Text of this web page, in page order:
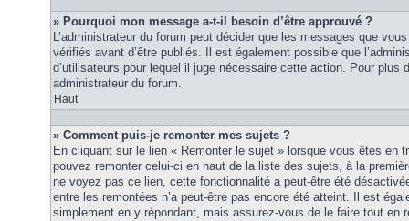
» Pourquoi mon message a-t-il besoin d’être approuvé ?
L’administrateur du forum peut décider que les messages que
vérifiés avant d’être publiés. Il est également possible que
d’utilisateurs pour lequel il juge nécessaire cette action. Pour plus
administrateur du forum.
Haut
» Comment puis-je remonter mes sujets ?
En cliquant sur le lien « Remonter le sujet » lorsque vous êtes en
pouvez remonter celui-ci en haut de la liste des sujets, à la
ne voyez pas ce lien, cette fonctionnalité a peut-être été
entre les remontées n’a peut-être pas encore été atteint. Il est
simplement en y répondant, mais assurez-vous de le faire tout en